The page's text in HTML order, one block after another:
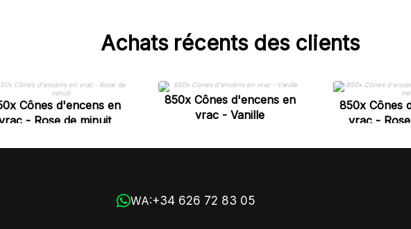
Achats récents des clients
Cônes d'encens en
- Rose de minuit
850x Cônes d'encens en
vrac - Vanille
850x Cônes
vrac -
WA:+34 626 72 83 05